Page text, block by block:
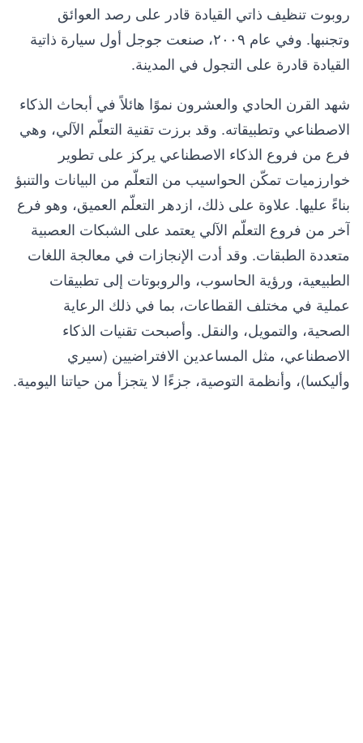
روبوت تنظيف ذاتي القيادة قادر على رصد العوائق
وتجنبها. وفي عام ٢٠٠٩، صنعت جوجل أول سيارة ذاتية
القيادة قادرة على التجول في المدينة.
شهد القرن الحادي والعشرون نموًا هائلاً في أبحاث الذكاء
الاصطناعي وتطبيقاته. وقد برزت تقنية التعلّم الآلي، وهي
فرع من فروع الذكاء الاصطناعي يركز على تطوير
خوارزميات تمكّن الحواسيب من التعلّم من البيانات والتنبؤ
بناءً عليها. علاوة على ذلك، ازدهر التعلّم العميق، وهو فرع
آخر من فروع التعلّم الآلي يعتمد على الشبكات العصبية
متعددة الطبقات. وقد أدت الإنجازات في معالجة اللغات
الطبيعية، ورؤية الحاسوب، والروبوتات إلى تطبيقات
عملية في مختلف القطاعات، بما في ذلك الرعاية
الصحية، والتمويل، والنقل. وأصبحت تقنيات الذكاء
الاصطناعي، مثل المساعدين الافتراضيين (سيري
وأليكسا)، وأنظمة التوصية، جزءًا لا يتجزأ من حياتنا اليومية.